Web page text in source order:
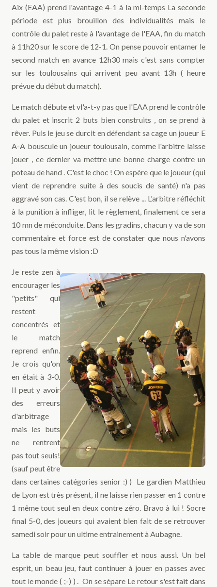
Aix (EAA) prend l'avantage 4-1 à la mi-temps La seconde
période est plus brouillon des individualités mais le
contrôle du palet reste à l'avantage de l'EAA, fin du match
à 11h20 sur le score de 12-1. On pense pouvoir entamer le
second match en avance 12h30 mais c'est sans compter
sur les toulousains qui arrivent peu avant 13h ( heure
prévue du début du match).
Le match débute et vl'a-t-y pas que l'EAA prend le contrôle
du palet et inscrit 2 buts bien construits , on se prend à
rêver. Puis le jeu se durcit en défendant sa cage un joueur E
A-A bouscule un joueur toulousain, comme l'arbitre laisse
jouer , ce dernier va mettre une bonne charge contre un
poteau de hand . C'est le choc ! On espère que le joueur (qui
vient de reprendre suite à des soucis de santé) n'a pas
aggravé son cas. C'est bon, il se relève ... L'arbitre réfléchit
à la punition à infliger, lit le règlement, finalement ce sera
10 mn de méconduite. Dans les gradins, chacun y va de son
commentaire et force est de constater que nous n'avons
pas tous la même vision :D
Je reste zen à
encourager les
"petits" qui
restent
concentrés et
le match
reprend enfin.
Je crois qu'on
en était à 3-0.
Il peut y avoir
des erreurs
d'arbitrage
mais les buts
ne rentrent
pas tout seuls!
(sauf peut être
dans certaines catégories senior :) ) Le gardien Matthieu
de Lyon est très présent, il ne laisse rien passer en 1 contre
1 même tout seul en deux contre zéro. Bravo à lui ! Socre
final 5-0, des joueurs qui avaient bien fait de se retrouver
samedi soir pour un ultime entrainement à Aubagne.
La table de marque peut souffler et nous aussi. Un bel
esprit, un beau jeu, faut continuer à jouer en passes avec
tout le monde ( ;-) ) . On se sépare Le retour s'est fait dans